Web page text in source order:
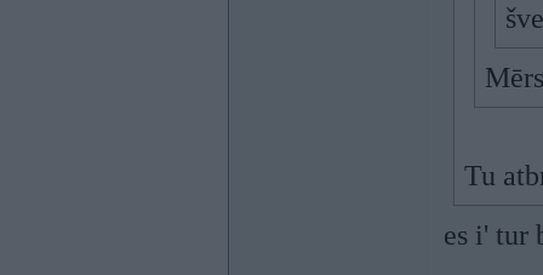
Tu
es i' tur